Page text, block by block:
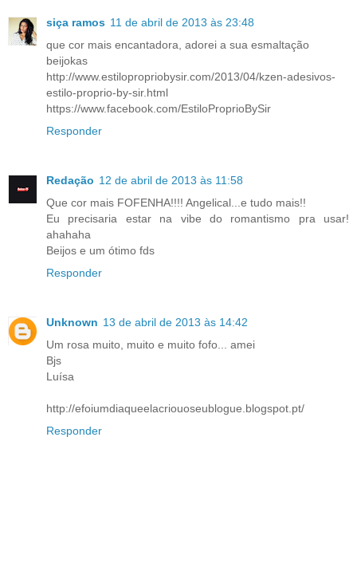
siça ramos 11 de abril de 2013 às 23:48
que cor mais encantadora, adorei a sua esmaltação
beijokas
http://www.estilopropriobysir.com/2013/04/kzen-adesivos-
estilo-proprio-by-sir.html
https://www.facebook.com/EstiloProprioBySir
Responder
Redação 12 de abril de 2013 às 11:58
Que cor mais FOFENHA!!!! Angelical...e tudo mais!!
Eu precisaria estar na vibe do romantismo pra usar!
ahahaha
Beijos e um ótimo fds
Responder
Unknown 13 de abril de 2013 às 14:42
Um rosa muito, muito e muito fofo... amei
Bjs
Luísa
http://efoiumdiaqueelacriouoseublogue.blogspot.pt/
Responder